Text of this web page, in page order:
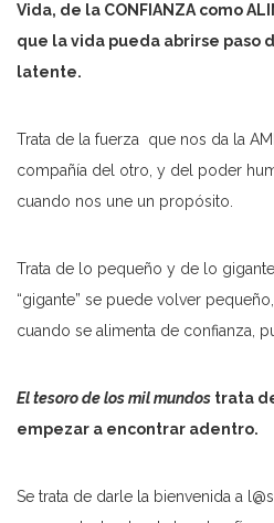
Vida, de la CONFIANZA como
que la vida pueda abrirse paso
latente.
Trata de la fuerza que nos da la
compañía del otro, y del poder
cuando nos une un propósito.
Trata de lo pequeño y de lo
“gigante” se puede volver
cuando se alimenta de confianza,
El tesoro de los mil mundos trata
empezar a encontrar adentro.
Se trata de darle la bienvenida a